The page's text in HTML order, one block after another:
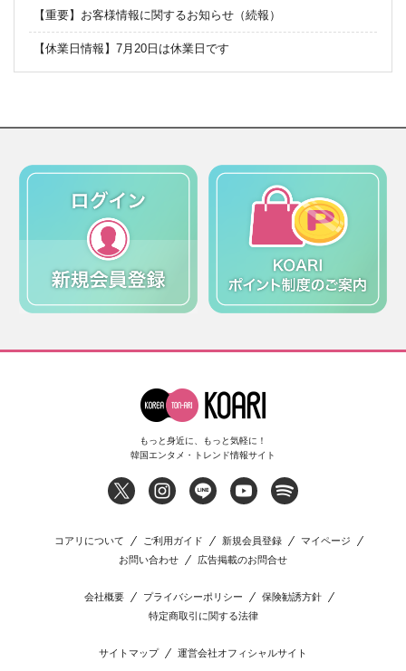
【重要】お客様情報に関するお知らせ（続報）
【休業日情報】7月20日は休業日です
もっと身近に、もっと気軽に！
韓国エンタメ・トレンド情報サイト
コアリについて ご利用ガイド 新規会員登録
マイページ
お問い合わせ
広告掲載のお問合せ
会社概要 プライバシーポリシー
保険勧誘方針
特定商取引に関する法律
サイトマップ 運営会社オフィシャルサイト